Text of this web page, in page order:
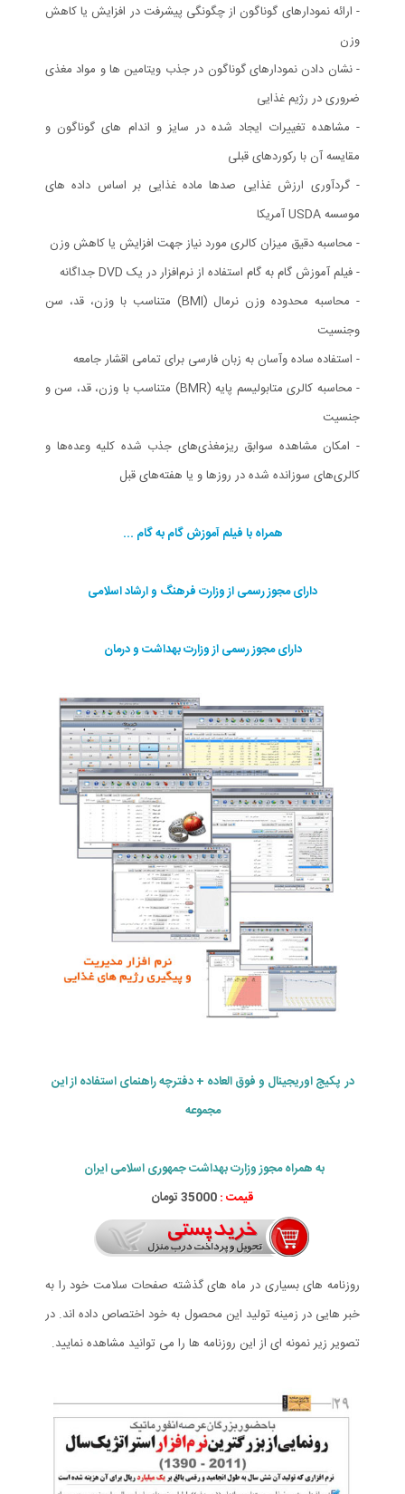
- ارائه نمودارهای گوناگون از چگونگی پیشرفت در افزایش یا کاهش
وزن
- نشان دادن نمودارهای گوناگون در جذب ویتامین ها و مواد مغذی
ضروری در رژیم غذایی
- مشاهده تغییرات ایجاد شده در سایز و اندام های گوناگون و
مقایسه آن با رکوردهای قبلی
- گردآوری ارزش غذایی صدها ماده غذایی بر اساس داده های
موسسه USDA آمریکا
- محاسبه دقیق میزان کالری مورد نیاز جهت افزایش یا کاهش وزن
- فیلم آموزش گام به گام استفاده از نرم‌افزار در یک DVD جداگانه
- محاسبه محدوده وزن نرمال (BMI) متناسب با وزن، قد، سن
وجنسیت
- استفاده ساده وآسان به زبان فارسی برای تمامی اقشار جامعه
- محاسبه کالری متابولیسم پایه (BMR) متناسب با وزن، قد، سن و
جنسیت
- امکان مشاهده سوابق ریزمغذی‌های جذب شده کلیه وعده‌ها و
کالری‌های سوزانده شده در روزها و یا هفته‌های قبل
همراه با فیلم آموزش گام به گام ...
دارای مجوز رسمی از وزارت فرهنگ و ارشاد اسلامی
دارای مجوز رسمی از وزارت بهداشت و درمان
در پکیج اوریجینال و فوق العاده + دفترچه راهنمای استفاده از این
مجموعه
به همراه مجوز وزارت بهداشت جمهوری اسلامی ایران
قیمت :35000 تومان
روزنامه های بسیاری در ماه های گذشته صفحات سلامت خود را به
خبر هایی در زمینه تولید این محصول به خود اختصاص داده اند. در
تصویر زیر نمونه ای از این روزنامه ها را می توانید مشاهده نمایید.